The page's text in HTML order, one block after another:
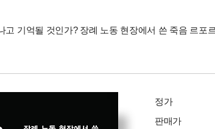
고 기억될 것인가? 장례 노동 현장에서 쓴 죽음 르포
정가
판매가